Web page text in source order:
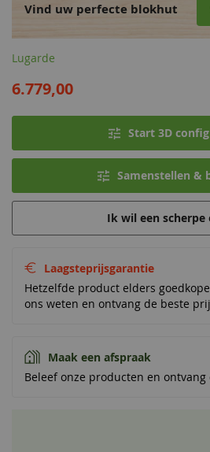
Vind uw perfecte blokhut
Lugarde
6.779,00
Start 3D
Laagsteprijsgarantie
Hetzelfde product elders
ons weten en ontvang de beste
Maak een afspraak
Beleef onze producten en
Samenstellen &
Ik wil een scherpe